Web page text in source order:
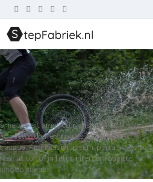
neque sit amet convallis pulvinar, justo
auctor orci leo non est. Vestibulum
Proin sapien ipsum, porta a, auctor
at tortor in tellus interdum sagittis.
ac augue.